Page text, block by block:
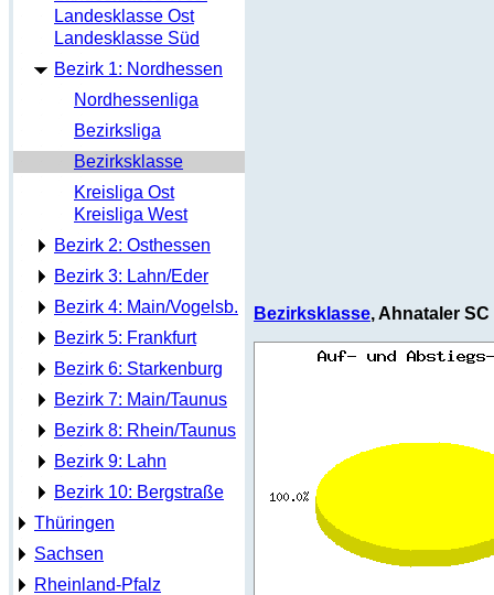
Landesklasse Ost
Landesklasse Süd
Bezirk 1: Nordhessen
Nordhessenliga
Bezirksliga
Bezirksklasse
Kreisliga Ost
Kreisliga West
Bezirk 2: Osthessen
Bezirk 3: Lahn/Eder
Bezirk 4: Main/Vogelsb.
Bezirk 5: Frankfurt
Bezirk 6: Starkenburg
Bezirk 7: Main/Taunus
Bezirk 8: Rhein/Taunus
Bezirk 9: Lahn
Bezirk 10: Bergstraße
Thüringen
Sachsen
Rheinland-Pfalz
Bezirksklasse, Ahnataler